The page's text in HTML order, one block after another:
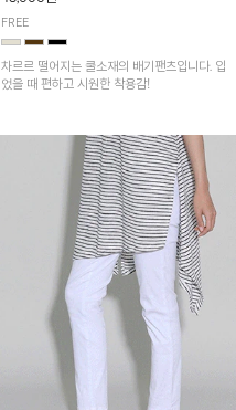
FREE
차르르 떨어지는 쿨소재의 배기팬츠입니다. 입
었을 때 편하고 시원한 착용감!